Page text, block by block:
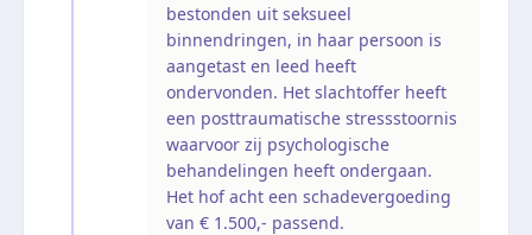
bestonden uit seksueel
binnendringen, in haar persoon is
aangetast en leed heeft
ondervonden. Het slachtoffer heeft
een posttraumatische stressstoornis
waarvoor zij psychologische
behandelingen heeft ondergaan.
Het hof acht een schadevergoeding
van € 1.500,- passend.